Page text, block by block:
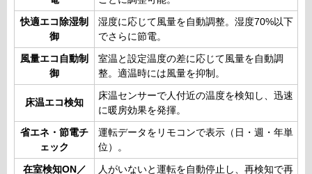
快適エコ除湿制
御
湿度に応じて風量を自動調整。湿度70%以下
でさらに節電。
風量エコ自動制
御
室温と設定温度の差に応じて風量を自動調
整。適温時には風量を抑制。
床温エコ検知
床温センサーで人付近の温度を検知し、迅速
に暖房効果を発揮。
省エネ・節電チ
ェック
運転データをリモコンで表示（日・週・年単
位）。
在室検知ON／
人がいないと運転を自動停止し、再検知で再